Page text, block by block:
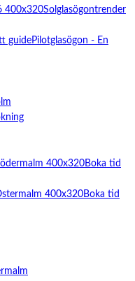
Solglasögontrender
Pilotglasögon - En
Boka tid
Boka tid